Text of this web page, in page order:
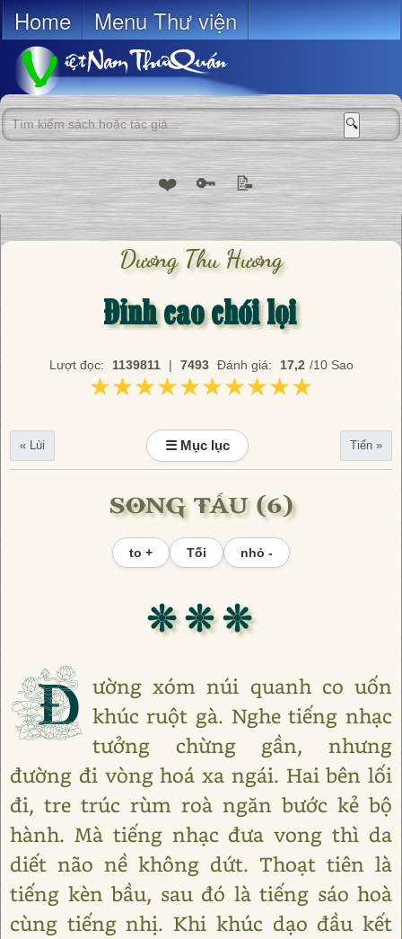
Home Menu Thư viện
🔍
❤️ 🔑 📝
Dương Thu Hương
Đỉnh cao chói lọi
Lượt đọc: 1139811 | 7493 Đánh giá: 17,2 /10 Sao
★★★★★★★★★★
★★★★★★★★★★
« Lùi ☰ Mục lục Tiến »
SONG TẤU (6)
to + Tối nhỏ -
❊ ❊ ❊
Đ ường xóm núi quanh co uốn
khúc ruột gà. Nghe tiếng nhạc
tưởng chừng gần, nhưng
đường đi vòng hoá xa ngái. Hai bên lối
đi, tre trúc rùm roà ngăn bước kẻ bộ
hành. Mà tiếng nhạc đưa vong thì da
diết não nề không dứt. Thoạt tiên là
tiếng kèn bầu, sau đó là tiếng sáo hoà
cùng tiếng nhị. Khi khúc dạo đầu kết